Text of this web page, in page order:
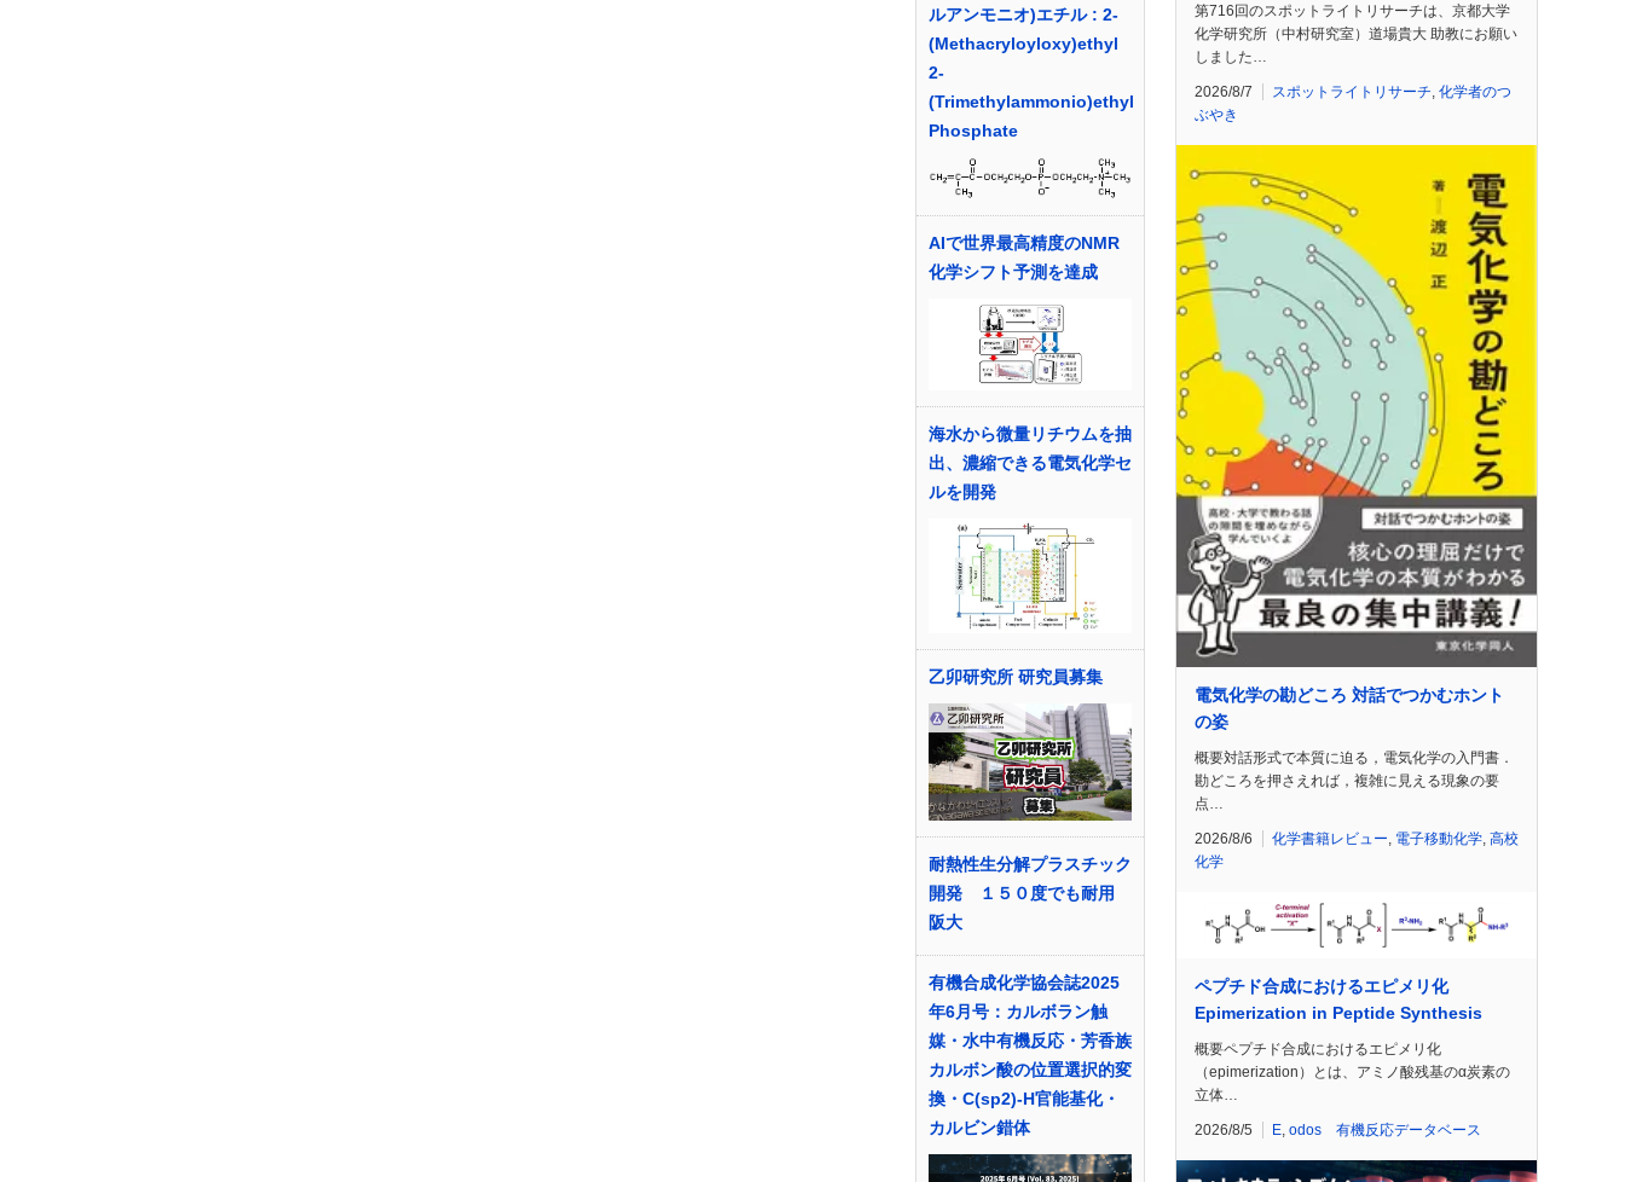
ルアンモニオ)エチル : 2-
(Methacryloyloxy)ethyl
2-
(Trimethylammonio)ethyl
Phosphate
AIで世界最高精度のNMR
化学シフト予測を達成
海水から微量リチウムを抽
出、濃縮できる電気化学セ
ルを開発
乙卯研究所 研究員募集
耐熱性生分解プラスチック
開発 １５０度でも耐用
阪大
有機合成化学協会誌2025
年6月号：カルボラン触
媒・水中有機反応・芳香族
カルボン酸の位置選択的変
換・C(sp2)-H官能基化・
カルビン錯体
第716回のスポットライトリサーチは、京都大学
化学研究所（中村研究室）道場貴大 助教にお願い
しました…
2026/8/7 スポットライトリサーチ 化学者のつ
ぶやき
電気化学の勘どころ 対話でつかむホント
の姿
概要対話形式で本質に迫る，電気化学の入門書．
勘どころを押さえれば，複雑に見える現象の要
点…
2026/8/6 化学書籍レビュー 電子移動化学 高校
化学
ペプチド合成におけるエピメリ化
Epimerization in Peptide Synthesis
概要ペプチド合成におけるエピメリ化
（epimerization）とは、アミノ酸残基のα炭素の
立体…
2026/8/5 E odos 有機反応データベース